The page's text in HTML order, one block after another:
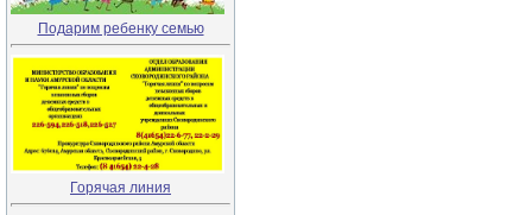
Подарим ребенку семью
Горячая линия